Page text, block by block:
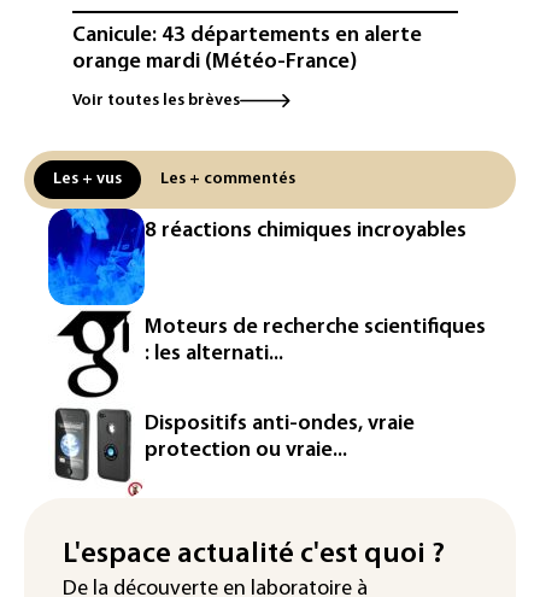
Canicule: 43 départements en alerte
orange mardi (Météo-France)
France: 63% des nappes phréatiques
Pologne: les eaux de la Vistule à leur
plus bas historique à Varsovie (officiel)
Au moins 16 morts aux Philippines
après des pluies torrentielles
Sécheresse: près de 70% de la France
sous des mesures de restrictions d'eau
Chine : le typhon Dolphin provoque de
fortes pluies mais s'affaiblit
Voir toutes les brèves
Les + vus Les + commentés
8 réactions chimiques incroyables
Moteurs de recherche scientifiques
: les alternati...
Dispositifs anti-ondes, vraie
protection ou vraie...
L'espace actualité c'est quoi ?
De la découverte en laboratoire à